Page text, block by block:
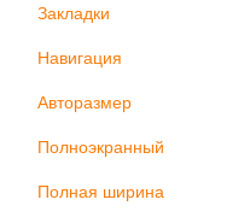
Закладки
Навигация
Авторазмер
Полноэкранный
Полная ширина